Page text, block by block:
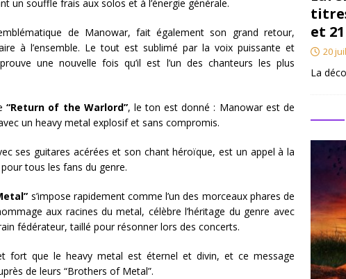
un souffle frais aux solos et à l’énergie générale.
de Manowar, fait également son grand retour,
à l’ensemble. Le tout est sublimé par la voix puissante et
une nouvelle fois qu’il est l’un des chanteurs les plus
“Return of the Warlord”, le ton est donné : Manowar est de
un heavy metal explosif et sans compromis.
ses guitares acérées et son chant héroïque, est un appel à la
tous les fans du genre.
s’impose rapidement comme l’un des morceaux phares de
aux racines du metal, célèbre l’héritage du genre avec
fédérateur, taillé pour résonner lors des concerts.
fort que le heavy metal est éternel et divin, et ce message
de leurs “Brothers of Metal”.
et
20
La